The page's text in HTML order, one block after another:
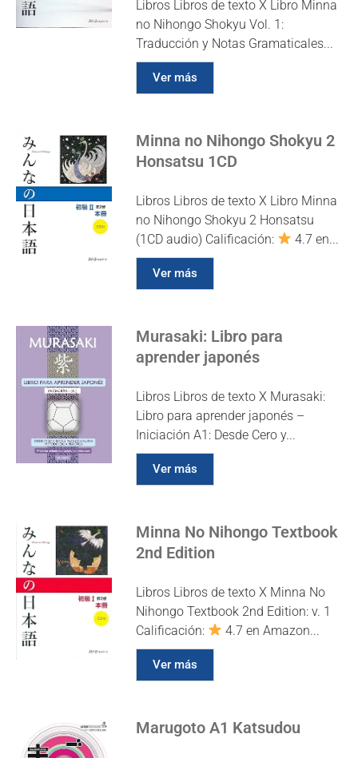
Libros Libros de texto X Libro Minna
no Nihongo Shokyu Vol. 1:
Traducción y Notas Gramaticales...
Ver más
Minna no Nihongo Shokyu 2
Honsatsu 1CD
Libros Libros de texto X Libro Minna
no Nihongo Shokyu 2 Honsatsu
(1CD audio) Calificación:
4.7 en...
Ver más
Murasaki: Libro para
aprender japonés
Libros Libros de texto X Murasaki:
Libro para aprender japonés –
Iniciación A1: Desde Cero y...
Ver más
Minna No Nihongo Textbook
2nd Edition
Libros Libros de texto X Minna No
Nihongo Textbook 2nd Edition: v. 1
Calificación:
4.7 en Amazon...
Ver más
Marugoto A1 Katsudou